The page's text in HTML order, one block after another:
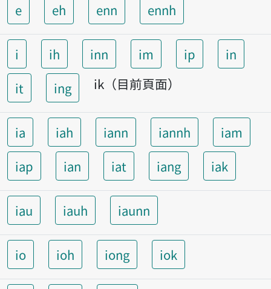
e eh enn ennh
i ih inn im ip
in
it
ing ik（目前頁面）
ia iah iann iannh
iam
iap
ian iat iang iak
iau iauh iaunn
io ioh iong iok